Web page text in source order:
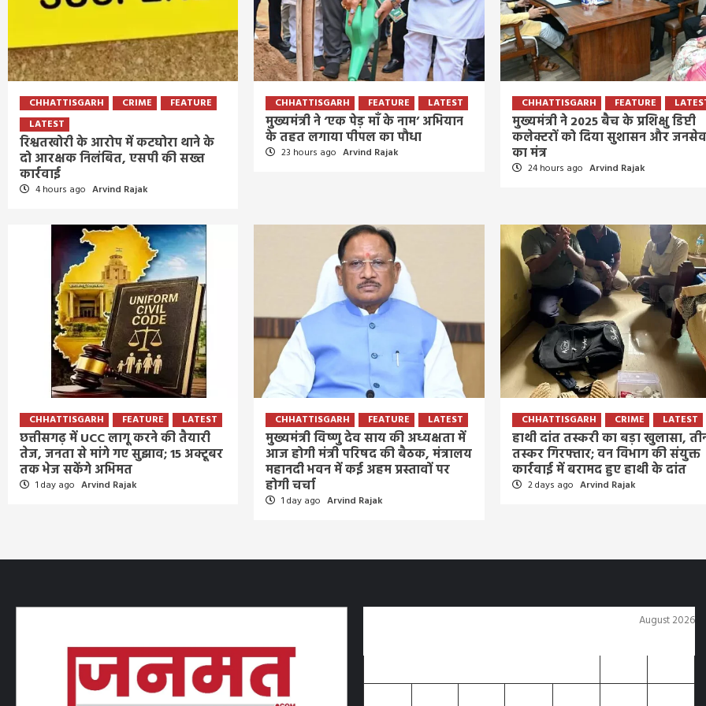
CHHATTISGARH CRIME
FEATURE
LATEST
रिश्वतखोरी के आरोप में कटघोरा थाने के
दो आरक्षक निलंबित, एसपी की सख्त
कार्रवाई
4 hours ago Arvind Rajak
CHHATTISGARH FEATURE LATEST
मुख्यमंत्री ने ‘एक पेड़ माँ के नाम’ अभियान
के तहत लगाया पीपल का पौधा
23 hours ago Arvind Rajak
CHHATTISGARH FEATURE
मुख्यमंत्री ने 2025 बैच के प्रशिक्षु डिप्टी
कलेक्टरों को दिया सुशासन और
का मंत्र
24 hours ago Arvind Rajak
CHHATTISGARH FEATURE LATEST
छत्तीसगढ़ में UCC लागू करने की तैयारी
तेज, जनता से मांगे गए सुझाव; 15 अक्टूबर
तक भेज सकेंगे अभिमत
1 day ago Arvind Rajak
CHHATTISGARH FEATURE LATEST
मुख्यमंत्री विष्णु देव साय की अध्यक्षता में
आज होगी मंत्री परिषद की बैठक, मंत्रालय
महानदी भवन में कई अहम प्रस्तावों पर
होगी चर्चा
1 day ago Arvind Rajak
CHHATTISGARH CRIME LATEST
हाथी दांत तस्करी का बड़ा खुलासा,
तस्कर गिरफ्तार; वन विभाग की संयुक्त
कार्रवाई में बरामद हुए हाथी के दांत
2 days ago Arvind Rajak
4 days ago Arvind Rajak
August 2026